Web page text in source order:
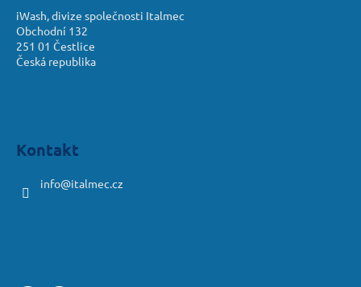
iWash, divize společnosti Italmec
Obchodní 132
251 01 Čestlice
Česká republika
Kontakt
info@italmec.cz